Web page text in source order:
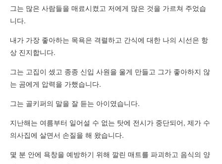
그는 많은 사람들을 매료시켰고 저에게 많은 것을 가르쳐 주었습
니다.
내가 가장 좋아하는 목욕은 격렬하고 간식에 대한 나의 시선은 항
상 진지합니다.
그는 고집이 셌고 종종 신입 사원을 울게 만들고 그가 좋아하지 않
는 곰에게 압력을 가했습니다.
그는 골키퍼의 말을 잘 듣는 아이였습니다.
지난해는 여름부터 일어설 수 없는 탓에 전시가 중단되어, 제가 수
의사집에 살면서 손질을 해 왔습니다.
몇 분 안에 욕창을 예방하기 위해 깔린 매트를 파괴하고 음식의 양